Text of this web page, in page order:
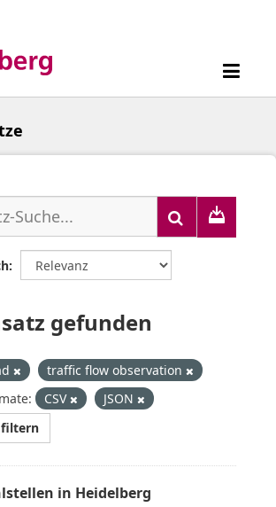
gefunden
traffic flow observation
CSV
JSON
filtern
in Heidelberg